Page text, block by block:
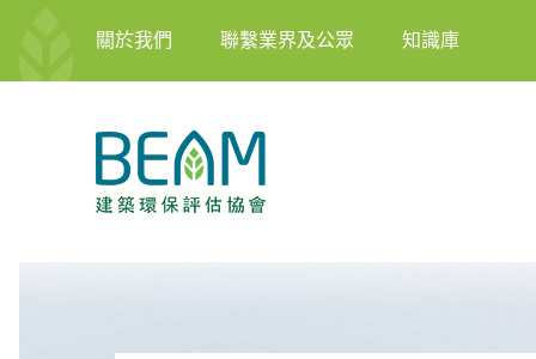
關於我們 聯繫業界及公眾 知識庫